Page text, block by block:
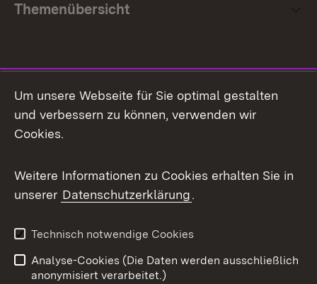
Themenübersicht
Facebook
X / Twitter
Youtube
Impressum
Kontakt
Um unsere Webseite für Sie optimal gestalten
und verbessern zu können, verwenden wir
Cookies.
Weitere Informationen zu Cookies erhalten Sie in
unserer Datenschutzerklärung.
Technisch notwendige Cookies
Analyse-Cookies (Die Daten werden ausschließlich
anonymisiert verarbeitet.)